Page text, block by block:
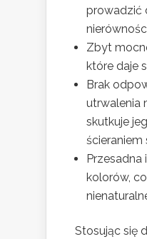
prowadzić
Zbyt
które daje
Brak
utrwalenia
skutkuje
ścieraniem
Przesadna
kolorów,
Stosując się